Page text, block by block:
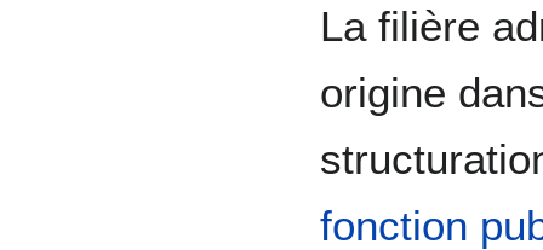
La filière
origine
fonction